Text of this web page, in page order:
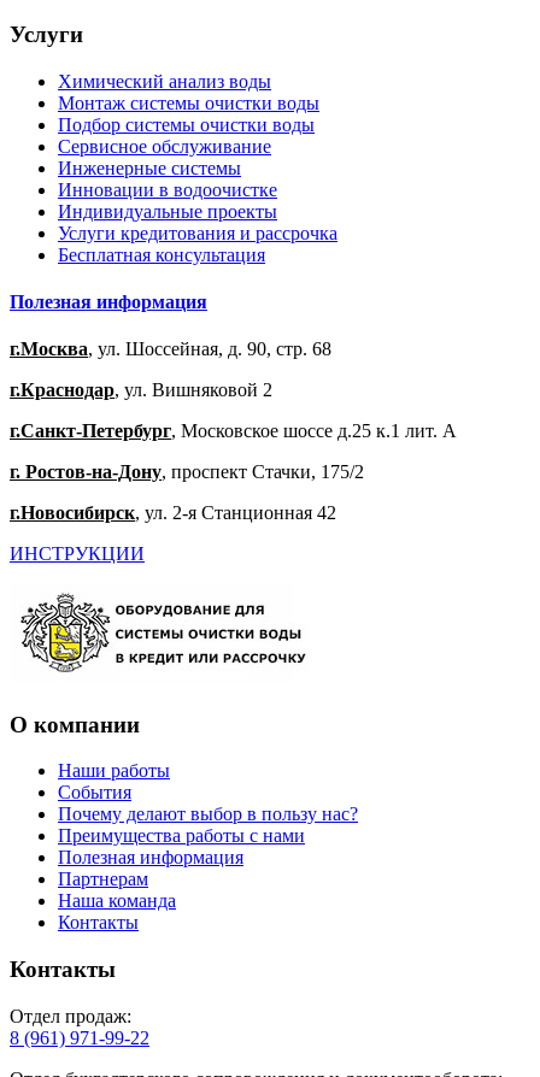
Услуги
Химический анализ воды
Монтаж системы очистки воды
Подбор системы очистки воды
Сервисное обслуживание
Инженерные системы
Инновации в водоочистке
Индивидуальные проекты
Услуги кредитования и рассрочка
Бесплатная консультация
Полезная информация
г.Москва, ул. Шоссейная, д. 90, стр. 68
г.Краснодар, ул. Вишняковой 2
г.Санкт-Петербург, Московское шоссе д.25 к.1 лит. А
г. Ростов-на-Дону, проспект Стачки, 175/2
г.Новосибирск, ул. 2-я Станционная 42
ИНСТРУКЦИИ
О компании
Наши работы
События
Почему делают выбор в пользу нас?
Преимущества работы с нами
Полезная информация
Партнерам
Наша команда
Контакты
Контакты
Отдел продаж:
8 (961) 971-99-22